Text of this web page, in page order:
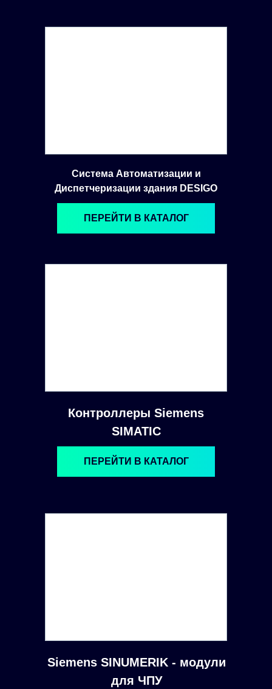
Система Автоматизации и
Диспетчеризации здания DESIGO
Контроллеры Siemens
SIMATIC
Siemens SINUMERIK - модули
для ЧПУ
ПЕРЕЙТИ В КАТАЛОГ
ПЕРЕЙТИ В КАТАЛОГ